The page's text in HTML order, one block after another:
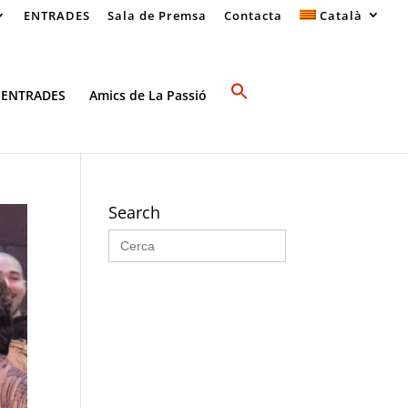
ENTRADES Sala de Premsa Contacta Català
Amics de La Passió
Search
Search
for: